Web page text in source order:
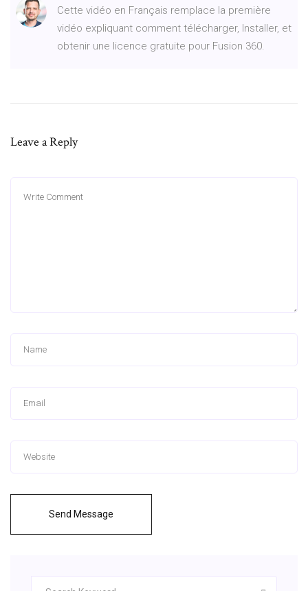
Cette vidéo en Français remplace la première
vidéo expliquant comment télécharger, Installer, et
obtenir une licence gratuite pour Fusion 360.
Leave a Reply
Send Message